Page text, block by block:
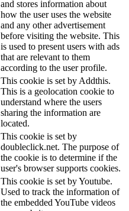
and stores information about
how the user uses the website
and any other advertisement
before visiting the website. This
is used to present users with ads
that are relevant to them
according to the user profile.
This cookie is set by Addthis.
This is a geolocation cookie to
understand where the users
sharing the information are
located.
This cookie is set by
doubleclick.net. The purpose of
the cookie is to determine if the
user's browser supports cookies.
This cookie is set by Youtube.
Used to track the information of
the embedded YouTube videos